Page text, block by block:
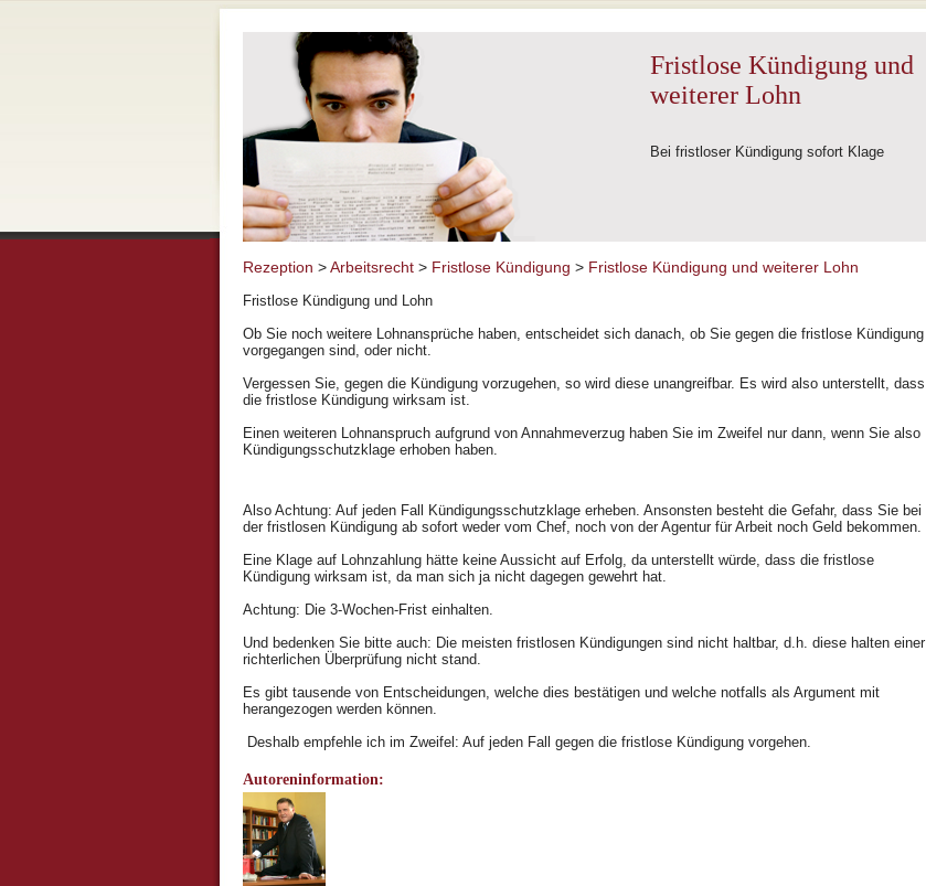
Fristlose Kündigung und
weiterer Lohn
Bei fristloser Kündigung sofort Klage
Rezeption >Arbeitsrecht> Fristlose Kündigung > Fristlose Kündigung und weiterer Lohn
Fristlose Kündigung und Lohn
Ob Sie noch weitere Lohnansprüche haben, entscheidet sich danach, ob Sie gegen die fristlose Kündigung
vorgegangen sind, oder nicht.
Vergessen Sie, gegen die Kündigung vorzugehen, so wird diese unangreifbar. Es wird also unterstellt, dass
die fristlose Kündigung wirksam ist.
Einen weiteren Lohnanspruch aufgrund von Annahmeverzug haben Sie im Zweifel nur dann, wenn Sie also
Kündigungsschutzklage erhoben haben.
Also Achtung: Auf jeden Fall Kündigungsschutzklage erheben. Ansonsten besteht die Gefahr, dass Sie bei
der fristlosen Kündigung ab sofort weder vom Chef, noch von der Agentur für Arbeit noch Geld bekommen.
Eine Klage auf Lohnzahlung hätte keine Aussicht auf Erfolg, da unterstellt würde, dass die fristlose
Kündigung wirksam ist, da man sich ja nicht dagegen gewehrt hat.
Achtung: Die 3-Wochen-Frist einhalten.
Und bedenken Sie bitte auch: Die meisten fristlosen Kündigungen sind nicht haltbar, d.h. diese halten einer
richterlichen Überprüfung nicht stand.
Es gibt tausende von Entscheidungen, welche dies bestätigen und welche notfalls als Argument mit
herangezogen werden können.
Deshalb empfehle ich im Zweifel: Auf jeden Fall gegen die fristlose Kündigung vorgehen.
Autoreninformation: